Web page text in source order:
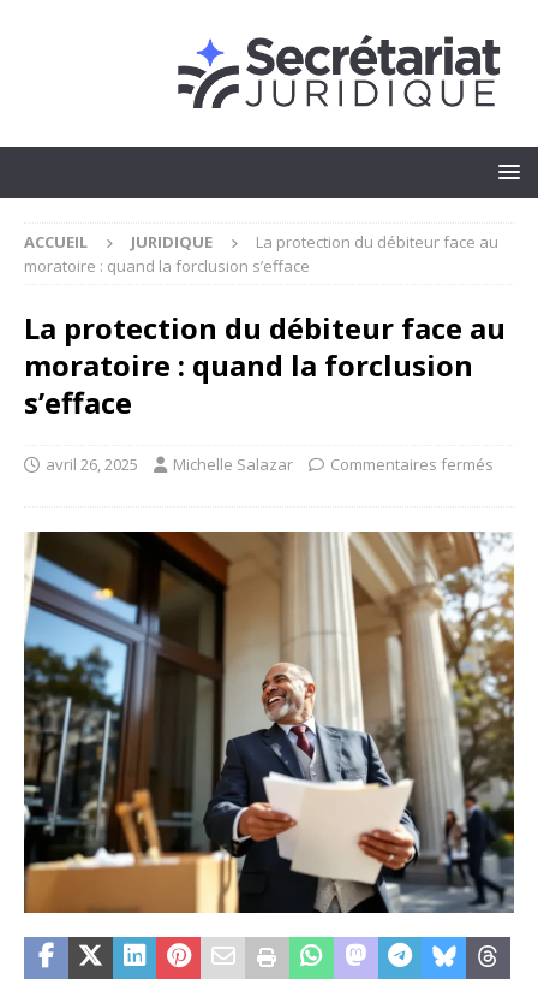
ACCUEIL JURIDIQUE
La protection du débiteur face au
moratoire : quand la forclusion s’efface
La protection du débiteur face au
moratoire : quand la forclusion
s’efface
avril 26, 2025 Michelle Salazar Commentaires fermés